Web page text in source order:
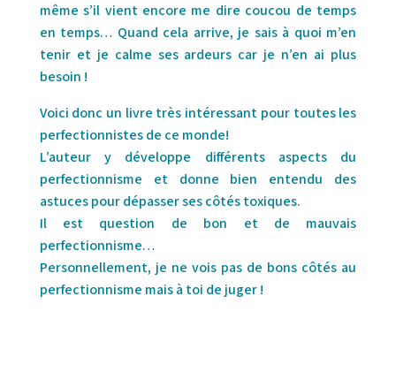
même s’il vient encore me dire coucou de temps
en temps… Quand cela arrive, je sais à quoi m’en
tenir et je calme ses ardeurs car je n’en ai plus
besoin !
Voici donc un livre très intéressant pour toutes les
perfectionnistes de ce monde!
L’auteur y développe différents aspects du
perfectionnisme et donne bien entendu des
astuces pour dépasser ses côtés toxiques.
Il est question de bon et de mauvais
perfectionnisme…
Personnellement, je ne vois pas de bons côtés au
perfectionnisme mais à toi de juger !